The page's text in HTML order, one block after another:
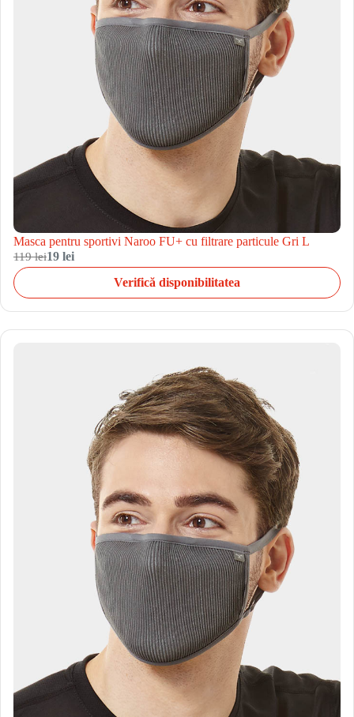
Masca pentru sportivi Naroo FU+ cu filtrare particule Gri L
119 lei19 lei
Verifică disponibilitatea